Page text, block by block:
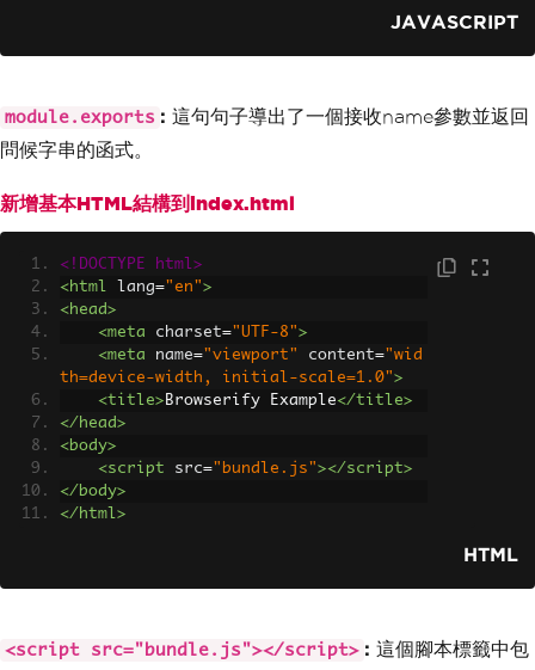
JAVASCRIPT
module.exports : 這句句子導出了一個接收name參數並返回
問候字串的函式。
新增基本HTML結構到index.html
<!DOCTYPE html>
<html
lang="en">
<head>
<meta
charset="UTF-8">
<meta
name="viewport" content="wid
th=device-width, initial-scale=1.0">
<title> Browserify Example</title>
</head>
<body>
<script
src="bundle.js"></script>
</body>
</html>
HTML
<script src="bundle.js"></script> : 這個腳本標籤中包